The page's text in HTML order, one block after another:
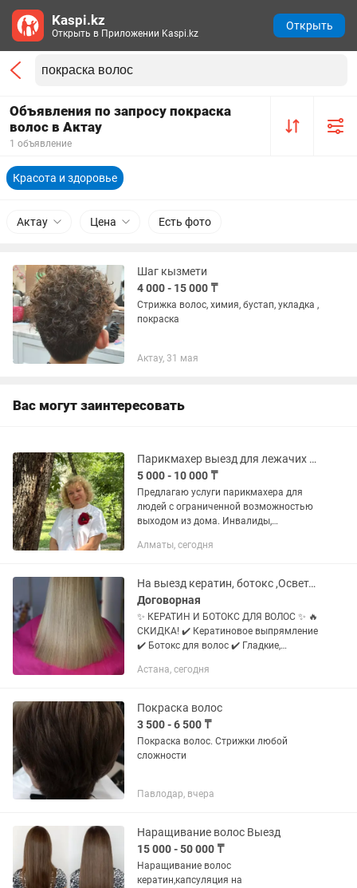
Объявления по запросу покраска
волос в Актау
1 объявление
Красота и здоровье
Актау Цена Есть фото
Шаг кызмети
4 000 - 15 000 ₸
Стрижка волос, химия, бустап, укладка ,
покраска
Актау, 31 мая
Вас могут заинтересовать
Парикмахер выезд для лежачих больных, инвалидов и пенсионеров.
5 000 - 10 000 ₸
Предлагаю услуги парикмахера для
людей с ограниченной возможностью
выходом из дома. Инвалиды,
Стрижка, хим. завивка, покраска волос,
Алматы, сегодня
На выезд кератин, ботокс ,Осветление волос покраска стрижка
Договорная
✨ КЕРАТИН И БОТОКС ДЛЯ ВОЛОС ✨ 🔥
СКИДКА! ✔️ Кератиновое выпрямление
✔️ Ботокс для волос ✔️ Гладкие,
надолго ОКРАШИВАНИЕ ВОЛОС
Запись
Астана, сегодня
Покраска волос
3 500 - 6 500 ₸
Покраска волос. Стрижки любой
сложности
Павлодар, вчера
Наращивание волос Выезд
15 000 - 50 000 ₸
Наращивание волос
кератин,капсуляция на
Kaspi.kz
Открыть в Приложении Kaspi.kz
Открыть